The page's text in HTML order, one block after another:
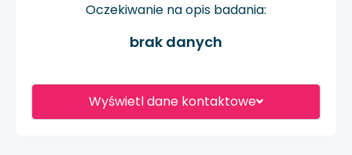
Wyświetl dane kontaktowe
Oczekiwanie na opis badania:
brak danych